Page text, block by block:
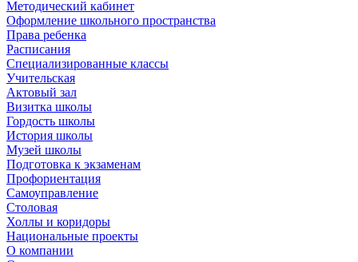
Методический кабинет
Оформление школьного пространства
Права ребенка
Расписания
Специализированные классы
Учительская
Актовый зал
Визитка школы
Гордость школы
История школы
Музей школы
Подготовка к экзаменам
Профориентация
Самоуправление
Столовая
Холлы и коридоры
Национальные проекты
О компании